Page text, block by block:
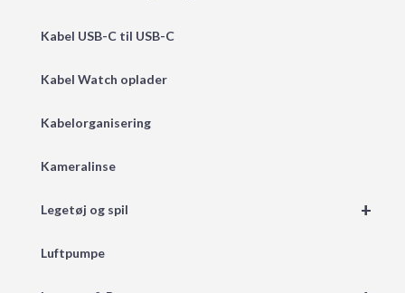
Kabel USB-C til USB-C
Kabel Watch oplader
Kabelorganisering
Kameralinse
+
Legetøj og spil
Luftpumpe